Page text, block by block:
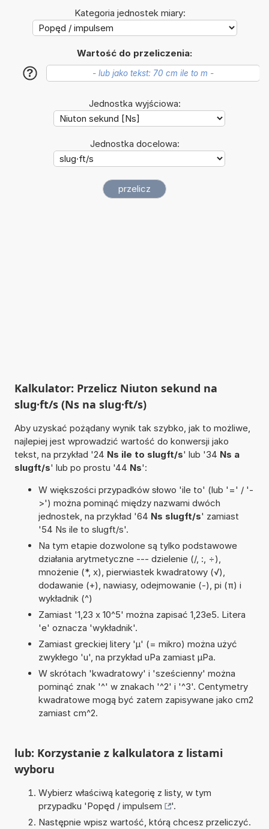
Kategoria jednostek miary:
Wartość do przeliczenia:
?
Jednostka wyjściowa:
Jednostka docelowa:
Kalkulator: Przelicz Niuton sekund na
slug·ft/s (Ns na slug·ft/s)
Aby uzyskać pożądany wynik tak szybko, jak to możliwe,
najlepiej jest wprowadzić wartość do konwersji jako
tekst, na przykład '24 Ns ile to slugft/s' lub '34 Ns a
slugft/s' lub po prostu '44 Ns':
W większości przypadków słowo 'ile to' (lub '=' / '-
>') można pominąć między nazwami dwóch
jednostek, na przykład '64 Ns slugft/s' zamiast
'54 Ns ile to slugft/s'.
Na tym etapie dozwolone są tylko podstawowe
działania arytmetyczne --- dzielenie (/, :, ÷),
mnożenie (*, x), pierwiastek kwadratowy (√),
dodawanie (+), nawiasy, odejmowanie (-), pi (π) i
wykładnik (^)
Zamiast '1,23 x 10^5' można zapisać 1,23e5. Litera
'e' oznacza 'wykładnik'.
Zamiast greckiej litery 'µ' (= mikro) można użyć
zwykłego 'u', na przykład uPa zamiast µPa.
W skrótach 'kwadratowy' i 'sześcienny' można
pominąć znak '^' w znakach '^2' i '^3'. Centymetry
kwadratowe mogą być zatem zapisywane jako cm2
zamiast cm^2.
lub: Korzystanie z kalkulatora z listami
wyboru
Wybierz właściwą kategorię z listy, w tym
przypadku 'Popęd / impulsem
'.
Następnie wpisz wartość, którą chcesz przeliczyć.